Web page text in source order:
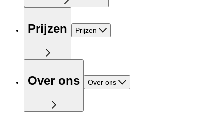
Prijzen Prijzen
Over ons Over ons